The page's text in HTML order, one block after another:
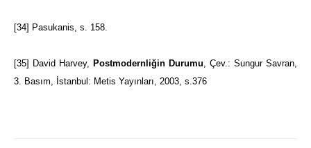
[34] Pasukanis, s. 158.
[35] David Harvey, Postmodernliğin Durumu , Çev.: Sungur Savran,
3. Basım, İstanbul: Metis Yayınları, 2003, s.376